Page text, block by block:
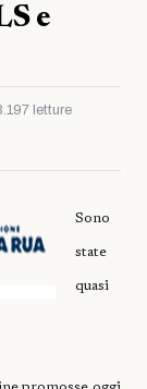
e
letture
Sono
state
quasi